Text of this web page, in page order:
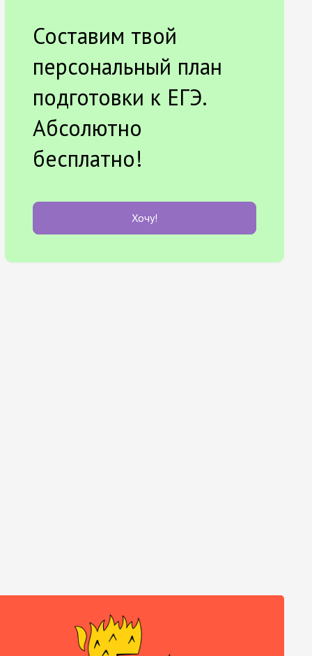
Составим твой
персональный план
подготовки к ЕГЭ.
Абсолютно
бесплатно!
Хочу!